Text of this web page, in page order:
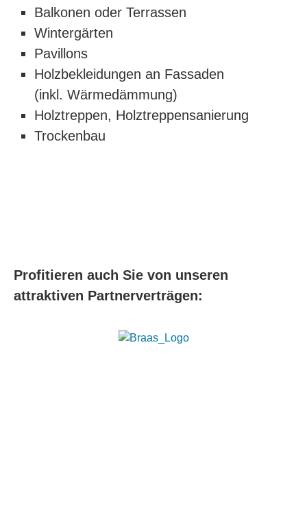
Balkonen oder Terrassen
Wintergärten
Pavillons
Holzbekleidungen an Fassaden
(inkl. Wärmedämmung)
Holztreppen, Holztreppensanierung
Trockenbau
Profitieren auch Sie von unseren
attraktiven Partnerverträgen: